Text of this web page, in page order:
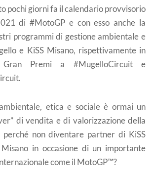
pochi giorni fa il calendario provvisorio
di #MotoGP e con esso anche la
programmi di gestione ambientale e
e KiSS Misano, rispettivamente in
Gran Premi a #MugelloCircuit e
etica e sociale è ormai un
di vendita e di valorizzazione della
perché non diventare partner di KiSS
in occasione di un importante
come il MotoGP™?